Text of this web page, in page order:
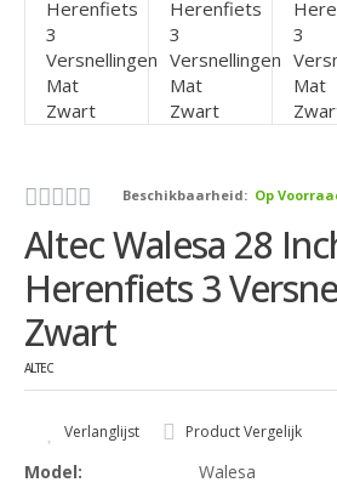
Beschikbaarheid: Op
Altec Walesa 28
Herenfiets 3
Zwart
ALTEC
Verlanglijst Product Vergelijk
Model: Walesa